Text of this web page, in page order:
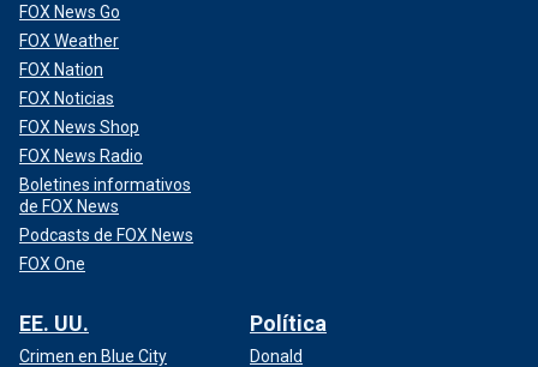
FOX News Go
FOX Weather
FOX Nation
FOX Noticias
FOX News Shop
FOX News Radio
Boletines informativos
de FOX News
Podcasts de FOX News
FOX One
EE. UU.
Crimen en Blue City
Política
Donald